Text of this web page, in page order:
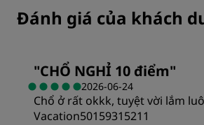
Đánh giá của khách
"CHỔ NGHỈ 10 điểm"
2026-06-24
Chổ ở rất okkk, tuyệt vời lắm
Vacation50159315211